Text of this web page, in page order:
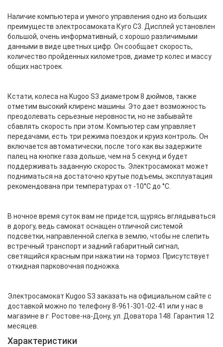
Наличие компьютера и умного управления одно из больших
преимуществ электросамоката Куго С3. Дисплей установлен
большой, очень информативный, с хорошо различимыми
данными в виде цветных цифр. Он сообщает скорость,
количество пройденных километров, диаметр колес и массу
общих настроек.
Кстати, колеса на Kugoo S3 диаметром 8 дюймов, также
отметим высокий клиренс машины. Это дает возможность
преодолевать серьезные неровности, но не забывайте
сбавлять скорость при этом. Компьютер сам управляет
передачами, есть три режима поездок и круиз контроль. Он
включается автоматически, после того как вы задержите
палец на кнопке газа дольше, чем на 5 секунд и будет
поддерживать заданную скорость. Электросамокат может
подниматься на достаточно крутые подъемы, эксплуатация
рекомендована при температурах от -10°С до °С.
В ночное время суток вам не придется, щурясь вглядываться
в дорогу, ведь самокат оснащен отличной системой
подсветки, направленной слегка в землю, чтобы не слепить
встречный транспорт и задний габаритный сигнал,
светящийся красным при нажатии на тормоз. Присутствует
откидная парковочная подножка.
Электросамокат Kugoo S3 заказать на официальном сайте с
доставкой можно по телефону 8-961-301-02-41 или у нас в
магазине в г. Ростове-на-Дону, ул. Доватора 148. Гарантия 12
месяцев.
Характеристики